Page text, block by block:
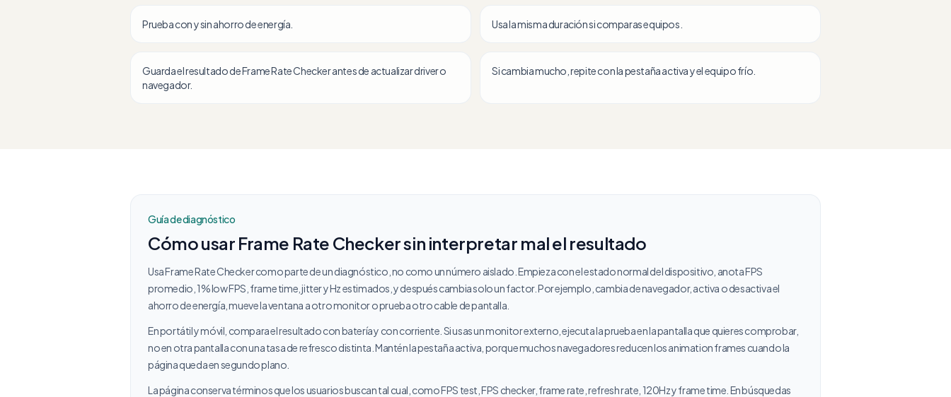
Prueba con y sin ahorro de energía. Usa la misma duración si comparas equipos.
Guarda el resultado de Frame Rate Checker antes de actualizar driver o
navegador.
Si cambia mucho, repite con la pestaña activa y el equipo frío.
Guía de diagnóstico
Cómo usar Frame Rate Checker sin interpretar mal el resultado
Usa Frame Rate Checker como parte de un diagnóstico, no como un número aislado. Empieza con el estado normal del dispositivo, anota FPS
promedio, 1% low FPS, frame time, jitter y Hz estimados, y después cambia solo un factor. Por ejemplo, cambia de navegador, activa o desactiva el
ahorro de energía, mueve la ventana a otro monitor o prueba otro cable de pantalla.
En portátil y móvil, compara el resultado con batería y con corriente. Si usas un monitor externo, ejecuta la prueba en la pantalla que quieres comprobar,
no en otra pantalla con una tasa de refresco distinta. Mantén la pestaña activa, porque muchos navegadores reducen los animation frames cuando la
página queda en segundo plano.
La página conserva términos que los usuarios buscan tal cual, como FPS test, FPS checker, frame rate, refresh rate, 120Hz y frame time. En búsquedas